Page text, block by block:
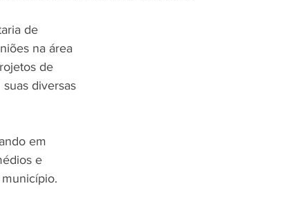
de
na área
de
diversas
em
e